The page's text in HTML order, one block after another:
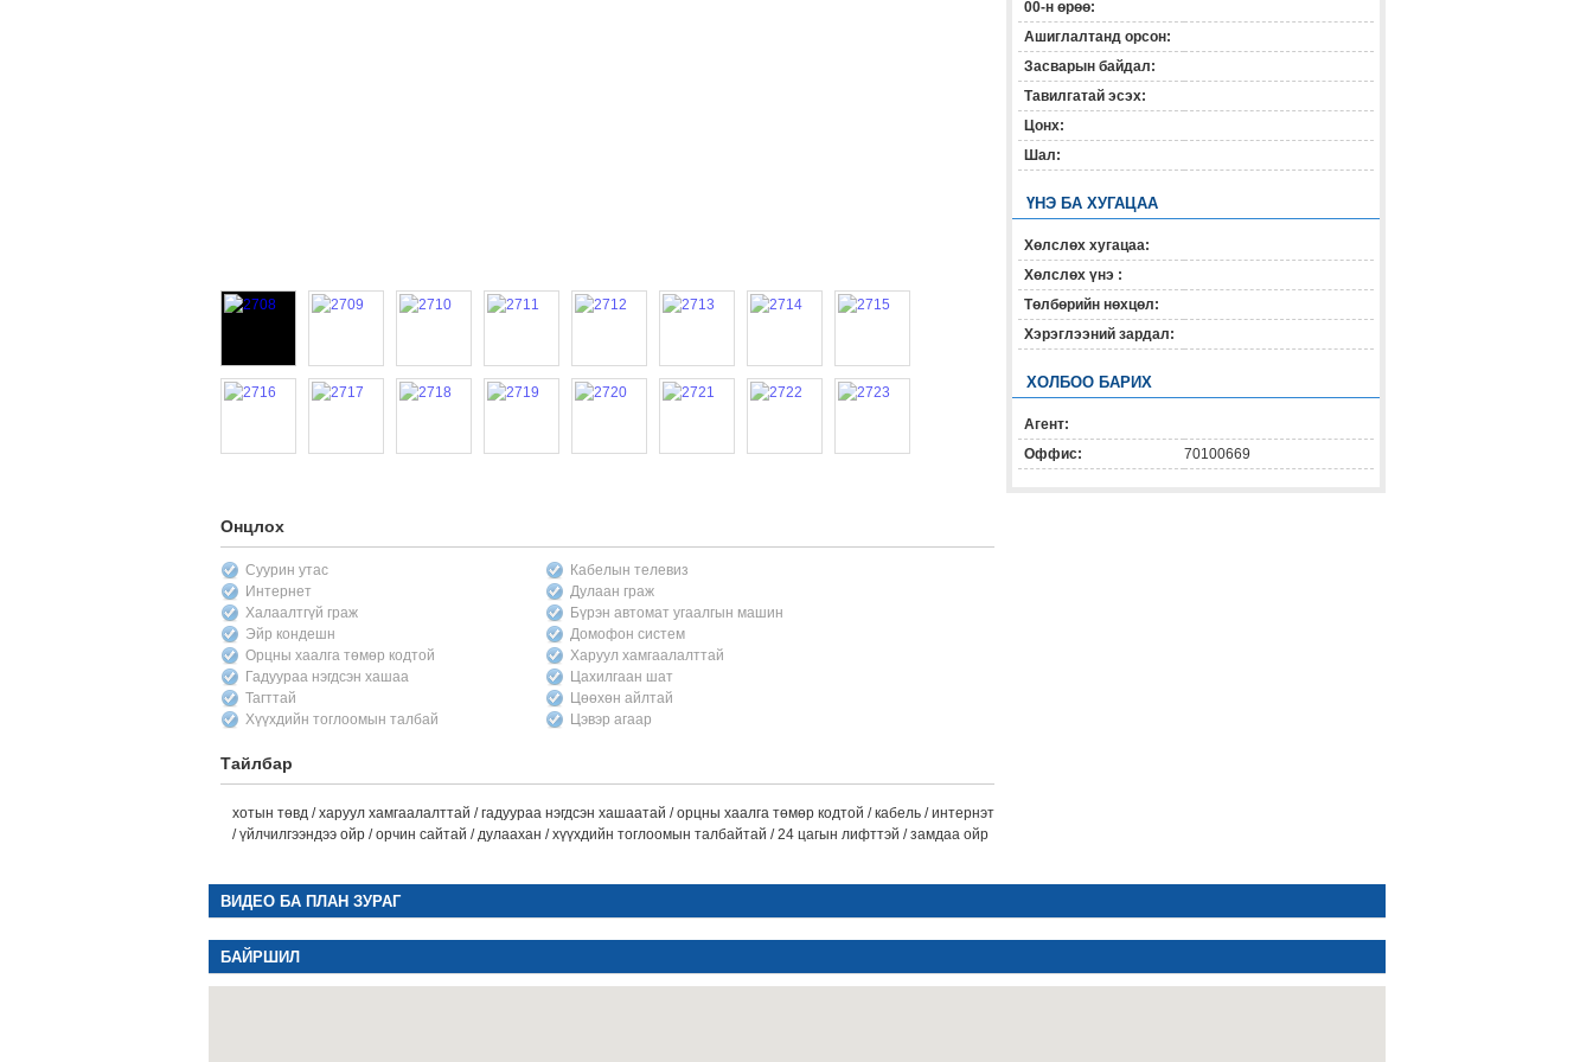
Онцлох
Суурин утас
Кабелын телевиз
Интернет
Дулаан граж
Халаалтгүй граж
Бүрэн автомат угаалгын машин
Эйр кондешн
Домофон систем
Орцны хаалга төмөр кодтой
Харуул хамгаалалттай
Гадуураа нэгдсэн хашаа
Цахилгаан шат
Тагттай
Цөөхөн айлтай
Хүүхдийн тоглоомын талбай
Цэвэр агаар
Тайлбар
хотын төвд / харуул хамгаалалттай / гадуураа нэгдсэн хашаатай / орцны хаалга төмөр кодтой / кабель / интернэт
/ үйлчилгээндээ ойр / орчин сайтай / дулаахан / хүүхдийн тоглоомын талбайтай / 24 цагын лифттэй / замдаа ойр
00-н өрөө:
Ашиглалтанд орсон:
Засварын байдал:
Тавилгатай эсэх:
Цонх:
Шал:
ҮНЭ БА ХУГАЦАА
Хөлслөх хугацаа:
Хөлслөх үнэ :
Төлбөрийн нөхцөл:
Хэрэглээний зардал:
ХОЛБОО БАРИХ
Агент:
Оффис:
70100669
ВИДЕО БА ПЛАН ЗУРАГ
БАЙРШИЛ